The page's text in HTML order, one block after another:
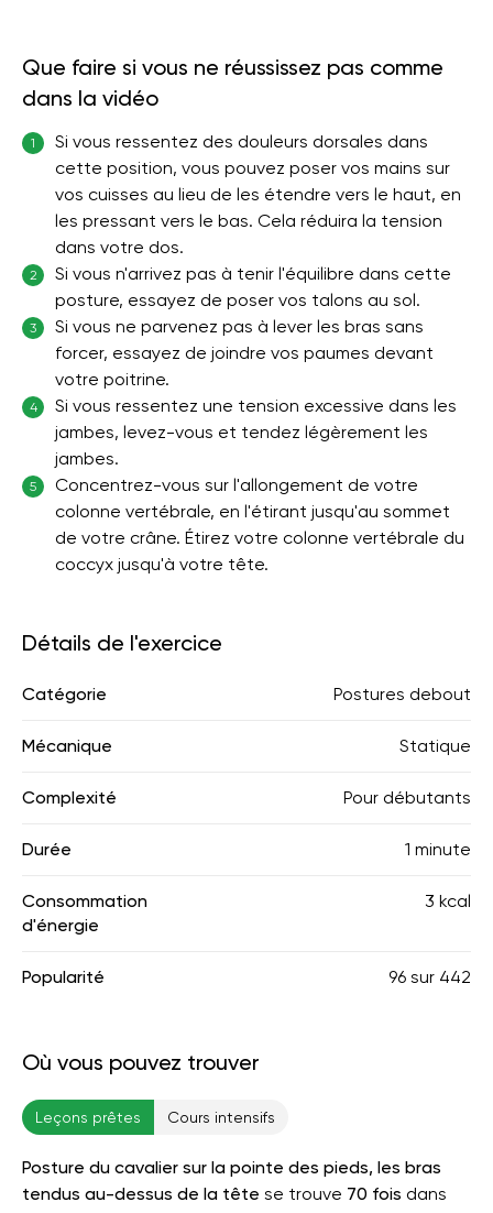
Que faire si vous ne réussissez pas comme
dans la vidéo
1
Si vous ressentez des douleurs dorsales dans
cette position, vous pouvez poser vos mains sur
vos cuisses au lieu de les étendre vers le haut, en
les pressant vers le bas. Cela réduira la tension
dans votre dos.
2
Si vous n'arrivez pas à tenir l'équilibre dans cette
posture, essayez de poser vos talons au sol.
3
Si vous ne parvenez pas à lever les bras sans
forcer, essayez de joindre vos paumes devant
votre poitrine.
4
Si vous ressentez une tension excessive dans les
jambes, levez-vous et tendez légèrement les
jambes.
5
Concentrez-vous sur l'allongement de votre
colonne vertébrale, en l'étirant jusqu'au sommet
de votre crâne. Étirez votre colonne vertébrale du
coccyx jusqu'à votre tête.
Détails de l'exercice
Catégorie Postures debout
Mécanique Statique
Complexité Pour débutants
Durée 1 minute
Consommation
d'énergie
3 kcal
Popularité 96 sur 442
Où vous pouvez trouver
Leçons prêtes Cours intensifs
Posture du cavalier sur la pointe des pieds, les bras
tendus au-dessus de la tête se trouve 70 fois dans